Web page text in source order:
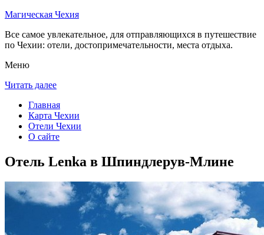
Магическая Чехия
Все самое увлекательное, для отправляющихся в путешествие
по Чехии: отели, достопримечательности, места отдыха.
Меню
Читать далее
Главная
Карта Чехии
Отели Чехии
О сайте
Отель Lenka в Шпиндлерув-Млине